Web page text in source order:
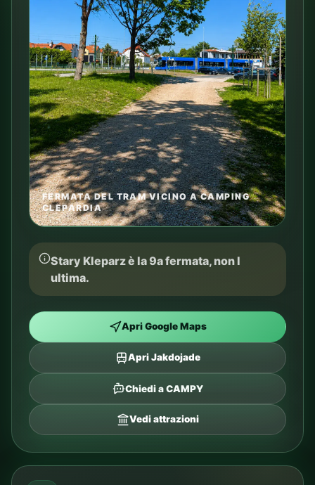
FERMATA DEL TRAM VICINO A CAMPING
CLEPARDIA
Stary Kleparz è la 9a fermata, non l
ultima.
Apri Google Maps
Apri Jakdojade
Chiedi a CAMPY
Vedi attrazioni